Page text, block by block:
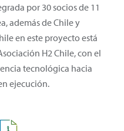
por 30 socios de 11
además de Chile y
en este proyecto está
H2 Chile, con el
tecnológica hacia
ejecución.